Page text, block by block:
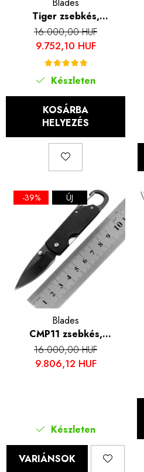
Blades
Tiger zsebkés,
kempingezés és túrázás,
440B rozsdamentes
acélból, 23 cm hosszú
16.000,00 HUF
9.752,10 HUF
Készleten
KOSÁRBA
HELYEZÉS
-39% ÚJ
Blades
CMP11 zsebkés,
kempingezés és túrázás,
3Cr13 acél, G10 nyél,
16.000,00 HUF
9.806,12 HUF
Készleten
VARIÁNSOK